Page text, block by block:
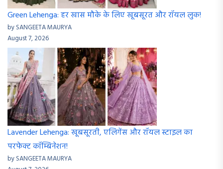
Green Lehenga: हर खास मौके के लिए खूबसूरत और रॉयल लुक!
by SANGEETA MAURYA
August 7, 2026
Lavender Lehenga: खूबसूरती, एलिगेंस और रॉयल स्टाइल का
परफेक्ट कॉम्बिनेशन!
by SANGEETA MAURYA